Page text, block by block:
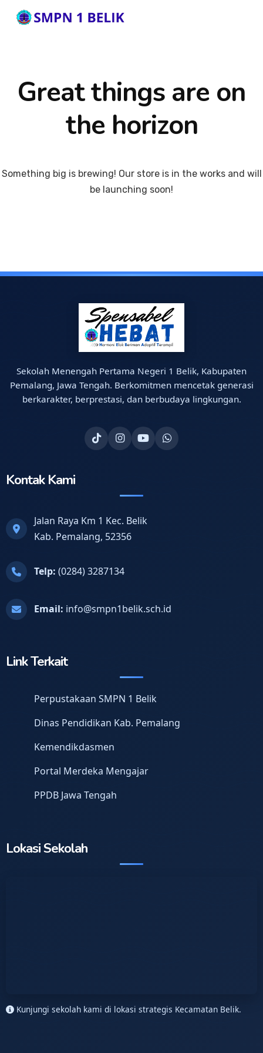
Great things are on
the horizon
Something big is brewing! Our store is in the works and will
be launching soon!
Sekolah Menengah Pertama Negeri 1 Belik, Kabupaten
Pemalang, Jawa Tengah. Berkomitmen mencetak generasi
berkarakter, berprestasi, dan berbudaya lingkungan.
Kontak Kami
Jalan Raya Km 1 Kec. Belik
Kab. Pemalang, 52356
Telp: (0284) 3287134
Email: info@smpn1belik.sch.id
Link Terkait
Perpustakaan SMPN 1 Belik
Dinas Pendidikan Kab. Pemalang
Kemendikdasmen
Portal Merdeka Mengajar
PPDB Jawa Tengah
Lokasi Sekolah
Kunjungi sekolah kami di lokasi strategis Kecamatan Belik.